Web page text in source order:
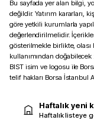
Bu sayfada yer alan bilgi,
değildir. Yatırım
göre yetkili kurumlarla
değerlendirilmelidir.
gösterilmekle birlikte,
kullanımından
BIST isim ve logosu ile
telif hakları Borsa İstanbul
Haftalık yeni
Haftalık listeye